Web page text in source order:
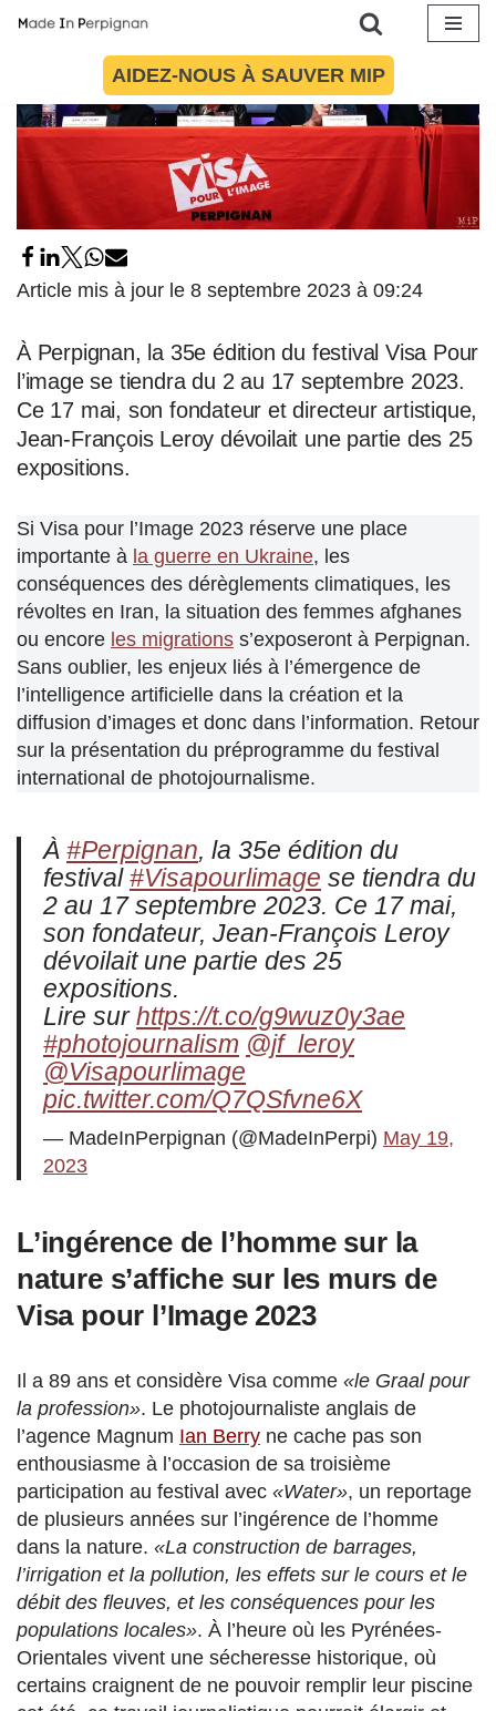
contenu
AIDEZ-NOUS À SAUVER MIP
Article mis à jour le 8 septembre 2023 à 09:24
À Perpignan, la 35e édition du festival Visa Pour
l’image se tiendra du 2 au 17 septembre 2023.
Ce 17 mai, son fondateur et directeur artistique,
Jean-François Leroy dévoilait une partie des 25
expositions.
Si Visa pour l’Image 2023 réserve une place
importante à la guerre en Ukraine, les
conséquences des dérèglements climatiques, les
révoltes en Iran, la situation des femmes afghanes
ou encore les migrations s’exposeront à Perpignan.
Sans oublier, les enjeux liés à l’émergence de
l’intelligence artificielle dans la création et la
diffusion d’images et donc dans l’information. Retour
sur la présentation du préprogramme du festival
international de photojournalisme.
À #Perpignan, la 35e édition du
festival #Visapourlimage se tiendra du
2 au 17 septembre 2023. Ce 17 mai,
son fondateur, Jean-François Leroy
dévoilait une partie des 25
expositions.
Lire sur https://t.co/g9wuz0y3ae
#photojournalism @jf_leroy
@Visapourlimage
pic.twitter.com/Q7QSfvne6X
— MadeInPerpignan (@MadeInPerpi) May 19,
2023
L’ingérence de l’homme sur la
nature s’affiche sur les murs de
Visa pour l’Image 2023
Il a 89 ans et considère Visa comme «le Graal pour
la profession». Le photojournaliste anglais de
l’agence Magnum Ian Berry ne cache pas son
enthousiasme à l’occasion de sa troisième
participation au festival avec «Water», un reportage
de plusieurs années sur l’ingérence de l’homme
dans la nature. «La construction de barrages,
l’irrigation et la pollution, les effets sur le cours et le
débit des fleuves, et les conséquences pour les
populations locales». À l’heure où les Pyrénées-
Orientales vivent une sécheresse historique, où
certains craignent de ne pouvoir remplir leur piscine